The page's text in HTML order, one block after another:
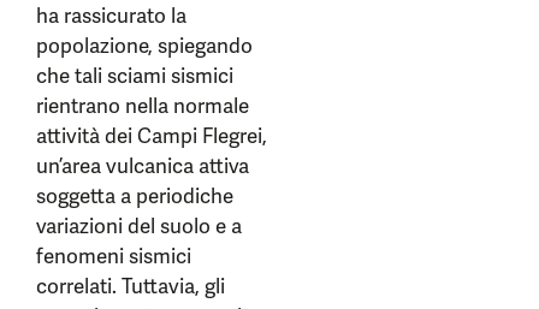
ha rassicurato la
popolazione, spiegando
che tali sciami sismici
rientrano nella normale
attività dei Campi Flegrei,
un’area vulcanica attiva
soggetta a periodiche
variazioni del suolo e a
fenomeni sismici
correlati. Tuttavia, gli